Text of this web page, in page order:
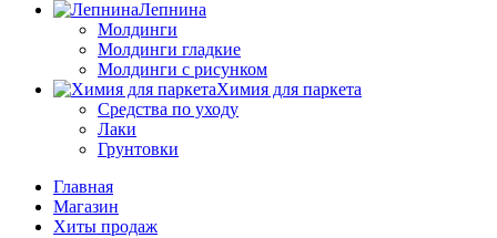
Лепнина
Молдинги
Молдинги гладкие
Молдинги с рисунком
Химия для паркета
Средства по уходу
Лаки
Грунтовки
Главная
Магазин
Хиты продаж